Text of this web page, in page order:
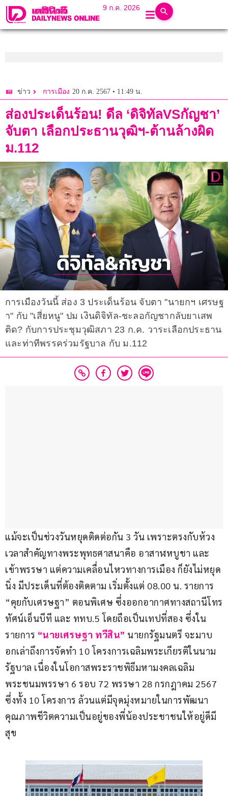
9 ก.ค. 2026
ข่าว การเมือง 20 ก.ค. 2567 • 11:49 น.
ส่องประเด็นร้อน! ดีล ‘ดิจิทัลVSกัญชา’
จับตา เลือกประธานวุฒิฯ-ต้านล้างผิด
ม.112
การเมืองวันนี้ ส่อง 3 ประเด็นร้อน จับตา "นายกฯ เศรษฐ
า" กับ "เสี่ยหนู" ปม เงินดิจิทัล-ชะลอกัญชากลับยาเสพ
ติด? กับการประชุมวุฒิสภา 23 ก.ค. วาระเลือกประธาน
และท่าทีพรรคร่วมรัฐบาล กับ ม.112
แม้จะเป็นช่วงวันหยุดติดต่อกัน 3 วัน เพราะตรงกับห้วง
เวลาสำคัญทางพระพุทธศาสนาคือ อาสาฬหบูชา และ
เข้าพรรษา แต่ความเคลื่อนไหวทางการเมือง ก็ยังไม่หยุด
นิ่ง มีประเด็นที่ต้องติดตาม เริ่มตั้งแต่ 08.00 น. รายการ
“คุยกับเศรษฐา” ตอนพิเศษ ซึ่งออกอากาศทางสถานีโทร
ทัศน์เอ็นบีที และ ททบ.5 โดยถือเป็นเทปที่สอง ซึ่งใน
รายการ “นายเศรษฐา ทวีสิน” นายกรัฐมนตรี จะมาบ
อกเล่าถึงการจัดทำ 10 โครงการเฉลิมพระเกียรติในนาม
รัฐบาล เนื่องในโอกาสพระราชพิธีมหามงคลเฉลิม
พระชนมพรรษา 6 รอบ 72 พรรษา 28 กรกฎาคม 2567
ซึ่งทั้ง 10 โครงการ ล้วนแต่มีจุดมุ่งหมายในการพัฒนา
คุณภาพชีวิตความเป็นอยู่ของพี่น้องประชาชนให้อยู่ดีมี
สุข